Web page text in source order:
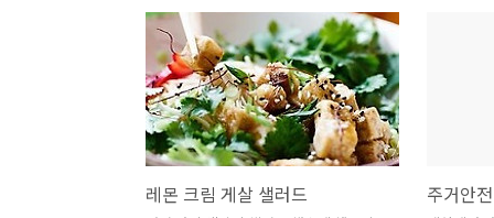
레몬 크림 게살 샐러드 주거안